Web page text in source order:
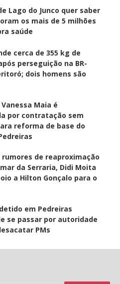
Lago do Junco quer saber
os mais de 5 milhões
saúde
cerca de 355 kg de
perseguição na BR-
dois homens são
Maia é
por contratação sem
reforma de base do
rumores de reaproximação
da Serraria, Didi Moita
a Hilton Gonçalo para o
em Pedreiras
se passar por autoridade
PMs